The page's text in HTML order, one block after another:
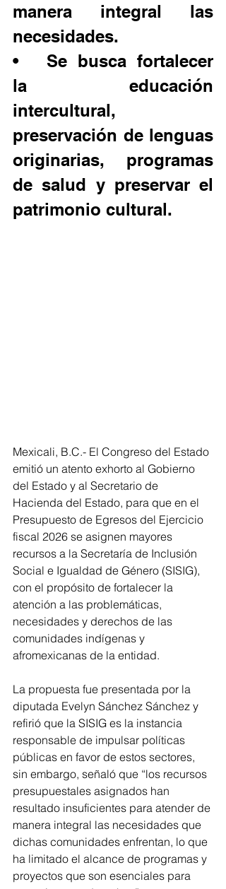
manera integral las
necesidades.
•	Se busca fortalecer
la educación
intercultural,
preservación de lenguas
originarias, programas
de salud y preservar el
patrimonio cultural.
Mexicali, B.C.- El Congreso del Estado
emitió un atento exhorto al Gobierno
del Estado y al Secretario de
Hacienda del Estado, para que en el
Presupuesto de Egresos del Ejercicio
fiscal 2026 se asignen mayores
recursos a la Secretaría de Inclusión
Social e Igualdad de Género (SISIG),
con el propósito de fortalecer la
atención a las problemáticas,
necesidades y derechos de las
comunidades indígenas y
afromexicanas de la entidad.
La propuesta fue presentada por la
diputada Evelyn Sánchez Sánchez y
refirió que la SISIG es la instancia
responsable de impulsar políticas
públicas en favor de estos sectores,
sin embargo, señaló que “los recursos
presupuestales asignados han
resultado insuficientes para atender de
manera integral las necesidades que
dichas comunidades enfrentan, lo que
ha limitado el alcance de programas y
proyectos que son esenciales para